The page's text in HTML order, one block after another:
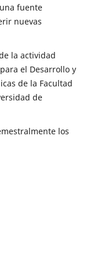
fuente
nuevas
la actividad
el Desarrollo y
de la Facultad
de
los